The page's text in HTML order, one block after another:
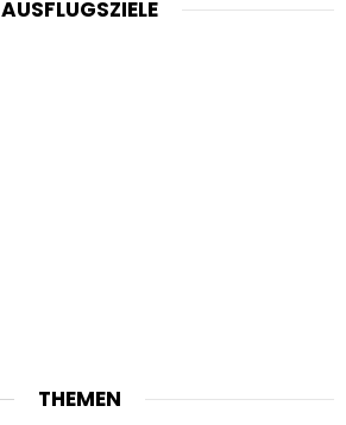
AUSFLUGSZIELE
THEMEN